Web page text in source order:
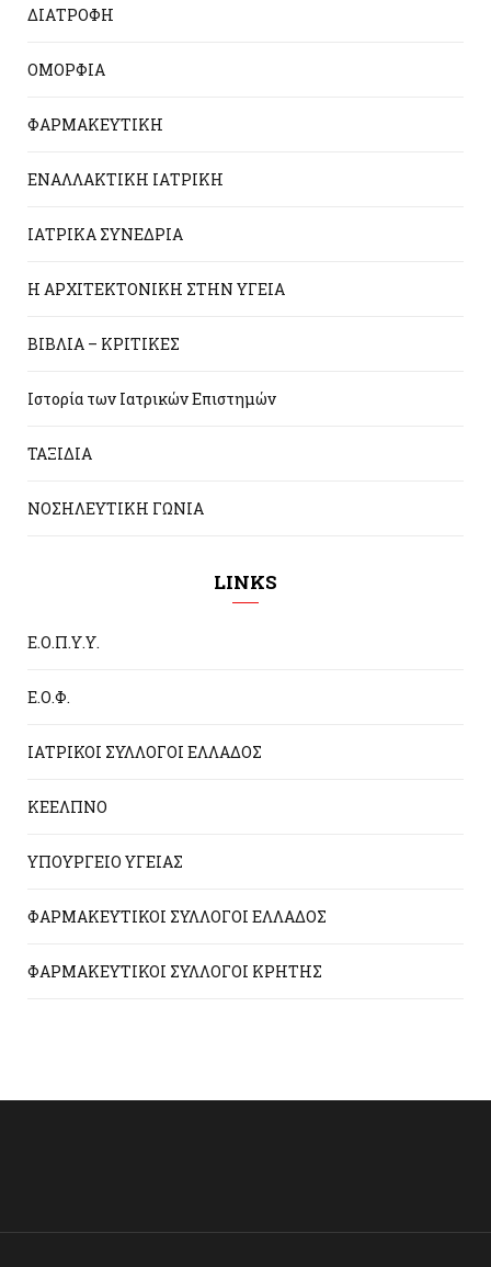
ΔΙΑΤΡΟΦΗ
ΟΜΟΡΦΙΑ
ΦΑΡΜΑΚΕΥΤΙΚΗ
ΕΝΑΛΛΑΚΤΙΚΗ ΙΑΤΡΙΚΗ
ΙΑΤΡΙΚΑ ΣΥΝΕΔΡΙΑ
Η ΑΡΧΙΤΕΚΤΟΝΙΚΗ ΣΤΗΝ ΥΓΕΙΑ
ΒΙΒΛΙΑ – ΚΡΙΤΙΚΕΣ
Ιστορία των Ιατρικών Επιστημών
ΤΑΞΙΔΙΑ
ΝΟΣΗΛΕΥΤΙΚΗ ΓΩΝΙΑ
LINKS
Ε.Ο.Π.Υ.Υ.
Ε.Ο.Φ.
ΙΑΤΡΙΚΟΙ ΣΥΛΛΟΓΟΙ ΕΛΛΑΔΟΣ
ΚΕΕΛΠΝΟ
ΥΠΟΥΡΓΕΙΟ ΥΓΕΙΑΣ
ΦΑΡΜΑΚΕΥΤΙΚΟΙ ΣΥΛΛΟΓΟΙ ΕΛΛΑΔΟΣ
ΦΑΡΜΑΚΕΥΤΙΚΟΙ ΣΥΛΛΟΓΟΙ ΚΡΗΤΗΣ